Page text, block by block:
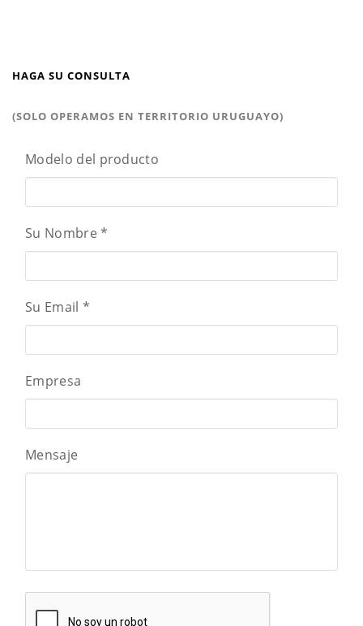
HAGA SU CONSULTA
(SOLO OPERAMOS EN TERRITORIO URUGUAYO)
Modelo del producto
Su Nombre*
Su Email *
Empresa
Mensaje